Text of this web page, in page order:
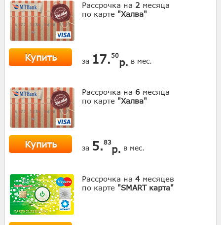
Рассрочка на 2 месяца
по карте "Халва"
Купить за 17. 50
р. в мес.
Рассрочка на 6 месяца
по карте "Халва"
Купить за 5.83
р. в мес.
Рассрочка на 4 месяцев
по карте "SMART карта"